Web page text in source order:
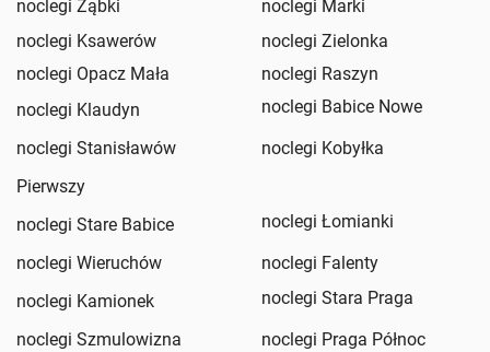
noclegi Ząbki
noclegi Marki
noclegi Ksawerów
noclegi Zielonka
noclegi Opacz Mała
noclegi Raszyn
noclegi Klaudyn
noclegi Babice Nowe
noclegi Stanisławów
Pierwszy
noclegi Kobyłka
noclegi Stare Babice
noclegi Łomianki
noclegi Wieruchów
noclegi Falenty
noclegi Kamionek
noclegi Stara Praga
noclegi Szmulowizna
noclegi Praga Północ